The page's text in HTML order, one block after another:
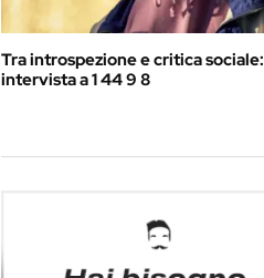
Tra introspezione e critica sociale:
intervista a 1 44 9 8